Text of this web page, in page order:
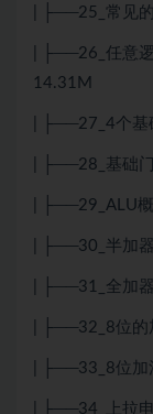
| ├──25_常见
| ├──26_任意
14.31M
| ├──27_4个
| ├──28_基础
| ├──29_ALU
| ├──30_半加
| ├──31_全加
| ├──32_8位的
| ├──33_8位加
| ├──34_上拉